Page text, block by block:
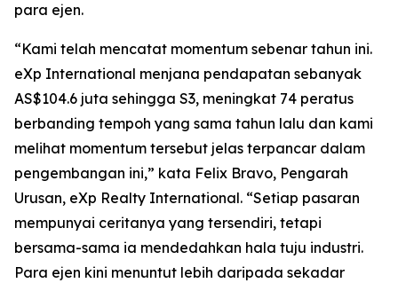
para ejen.
“Kami telah mencatat momentum sebenar tahun ini.
eXp International menjana pendapatan sebanyak
AS$104.6 juta sehingga S3, meningkat 74 peratus
berbanding tempoh yang sama tahun lalu dan kami
melihat momentum tersebut jelas terpancar dalam
pengembangan ini,” kata Felix Bravo, Pengarah
Urusan, eXp Realty International. “Setiap pasaran
mempunyai ceritanya yang tersendiri, tetapi
bersama-sama ia mendedahkan hala tuju industri.
Para ejen kini menuntut lebih daripada sekadar